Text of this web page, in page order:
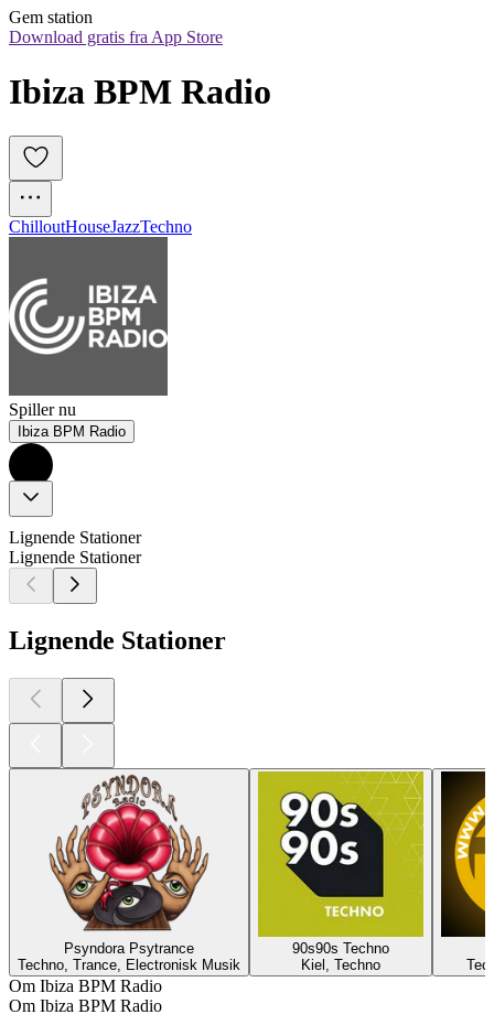
Gem station
Download gratis fra App Store
Ibiza BPM Radio
ChilloutHouseJazzTechno
Spiller nu
Ibiza BPM Radio
Lignende Stationer
Lignende Stationer
Lignende Stationer
Psyndora Psytrance
Techno, Trance, Electronisk Musik
90s90s Techno
Kiel, Techno
Om Ibiza BPM Radio
Om Ibiza BPM Radio